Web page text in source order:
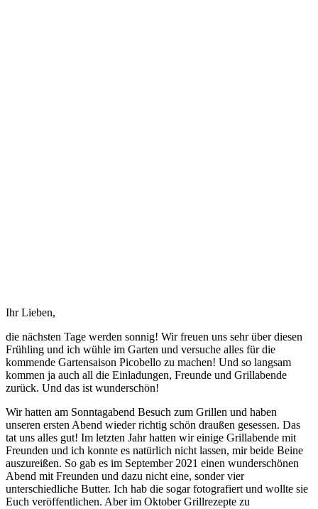
Ihr Lieben,
die nächsten Tage werden sonnig! Wir freuen uns sehr über diesen
Frühling und ich wühle im Garten und versuche alles für die
kommende Gartensaison Picobello zu machen! Und so langsam
kommen ja auch all die Einladungen, Freunde und Grillabende
zurück. Und das ist wunderschön!
Wir hatten am Sonntagabend Besuch zum Grillen und haben
unseren ersten Abend wieder richtig schön draußen gesessen. Das
tat uns alles gut! Im letzten Jahr hatten wir einige Grillabende mit
Freunden und ich konnte es natürlich nicht lassen, mir beide Beine
auszureißen. So gab es im September 2021 einen wunderschönen
Abend mit Freunden und dazu nicht eine, sonder vier
unterschiedliche Butter. Ich hab die sogar fotografiert und wollte sie
Euch veröffentlichen. Aber im Oktober Grillrezepte zu